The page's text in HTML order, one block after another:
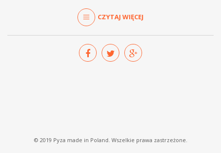
CZYTAJ WIĘCEJ
© 2019 Pyza made in Poland. Wszelkie prawa zastrzeżone.